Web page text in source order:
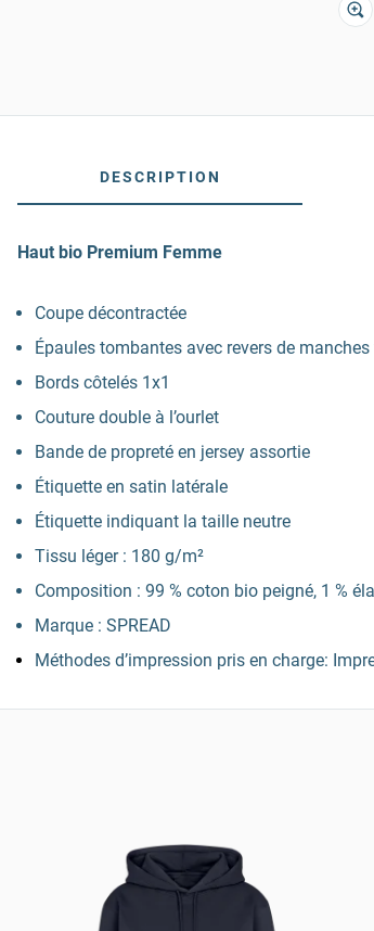
DESCRIPTION
Haut bio Premium Femme
Coupe décontractée
Épaules tombantes avec revers de
Bords côtelés 1x1
Couture double à l’ourlet
Bande de propreté en jersey assortie
Étiquette en satin latérale
Étiquette indiquant la taille neutre
Tissu léger : 180 g/m²
Composition : 99 % coton bio peigné, 1 %
Marque : SPREAD
Méthodes d’impression pris en charge: